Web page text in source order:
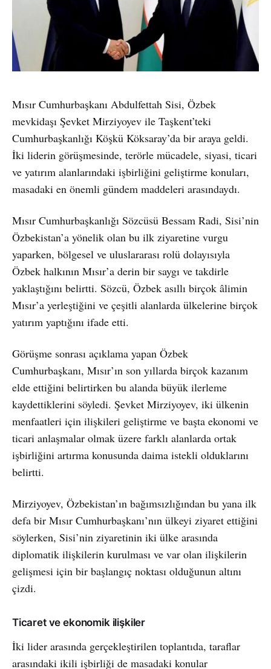
Mısır Cumhurbaşkanı Abdulfettah Sisi, Özbek
mevkidaşı Şevket Mirziyoyev ile Taşkent’teki
Cumhurbaşkanlığı Köşkü Köksaray’da bir araya geldi.
İki liderin görüşmesinde, terörle mücadele, siyasi, ticari
ve yatırım alanlarındaki işbirliğini geliştirme konuları,
masadaki en önemli gündem maddeleri arasındaydı.
Mısır Cumhurbaşkanlığı Sözcüsü Bessam Radi, Sisi’nin
Özbekistan’a yönelik olan bu ilk ziyaretine vurgu
yaparken, bölgesel ve uluslararası rolü dolayısıyla
Özbek halkının Mısır’a derin bir saygı ve takdirle
yaklaştığını belirtti. Sözcü, Özbek asıllı birçok âlimin
Mısır’a yerleştiğini ve çeşitli alanlarda ülkelerine birçok
yatırım yaptığını ifade etti.
Görüşme sonrası açıklama yapan Özbek
Cumhurbaşkanı, Mısır’ın son yıllarda birçok kazanım
elde ettiğini belirtirken bu alanda büyük ilerleme
kaydettiklerini söyledi. Şevket Mirziyoyev, iki ülkenin
menfaatleri için ilişkileri geliştirme ve başta ekonomi ve
ticari anlaşmalar olmak üzere farklı alanlarda ortak
işbirliğini artırma konusunda daima istekli olduklarını
belirtti.
Mirziyoyev, Özbekistan’ın bağımsızlığından bu yana ilk
defa bir Mısır Cumhurbaşkanı’nın ülkeyi ziyaret ettiğini
söylerken, Sisi’nin ziyaretinin iki ülke arasında
diplomatik ilişkilerin kurulması ve var olan ilişkilerin
gelişmesi için bir başlangıç noktası olduğunun altını
çizdi.
Ticaret ve ekonomik ilişkiler
İki lider arasında gerçekleştirilen toplantıda, taraflar
arasındaki ikili işbirliği de masadaki konular